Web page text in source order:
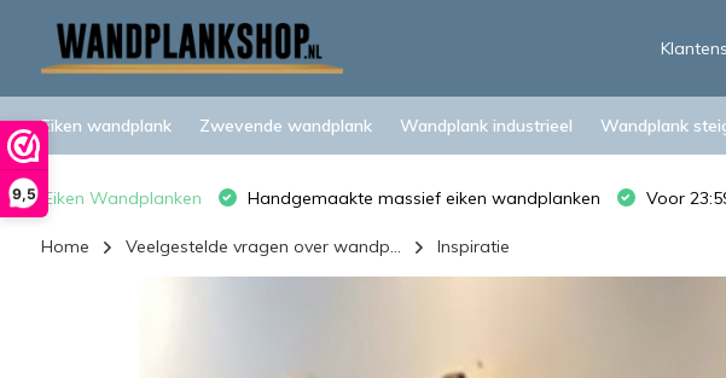
9,5
Eiken wandplank Zwevende wandplank Wandplank industrieel Wandplank
Eiken Wandplanken Handgemaakte massief eiken wandplanken Voor
Home Veelgestelde vragen over wandp... Inspiratie